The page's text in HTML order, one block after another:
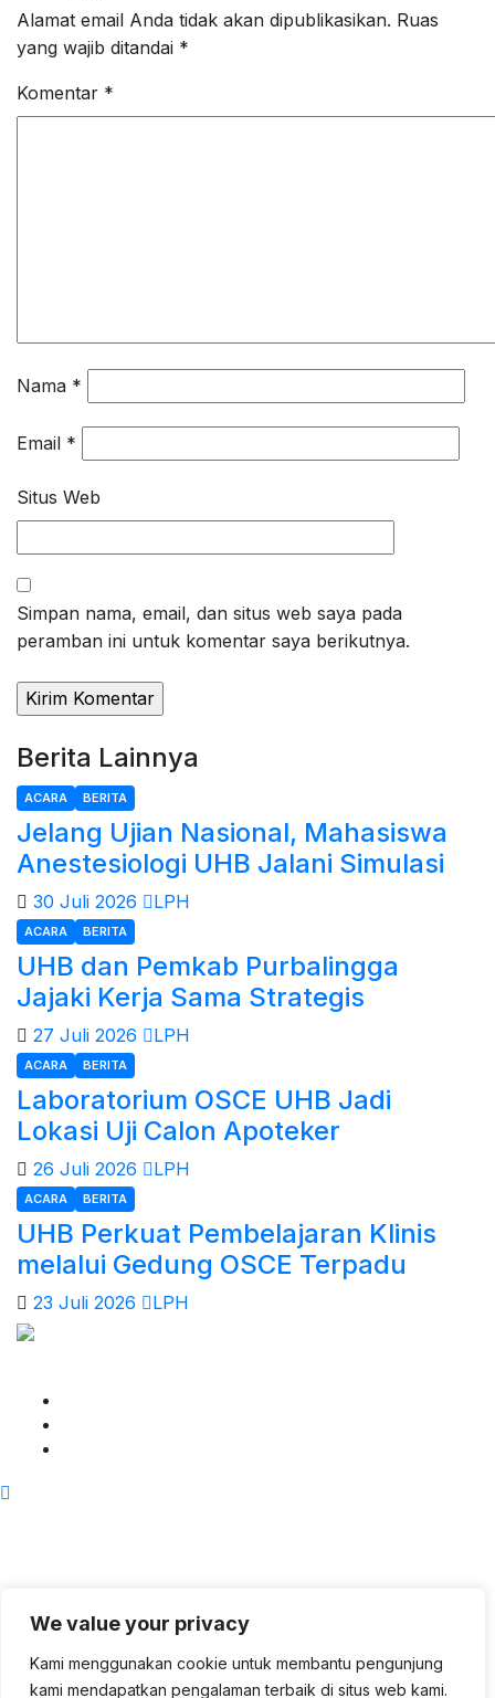
We value your privacy
Kami menggunakan cookie untuk membantu pengunjung
kami mendapatkan pengalaman terbaik di situs web kami.
Alamat email Anda tidak akan dipublikasikan. Ruas
yang wajib ditandai *
Komentar *
Nama *
Email *
Situs Web
Simpan nama, email, dan situs web saya pada
peramban ini untuk komentar saya berikutnya.
Berita Lainnya
ACARA BERITA
Jelang Ujian Nasional, Mahasiswa
Anestesiologi UHB Jalani Simulasi
30 Juli 2026 LPH
ACARA BERITA
UHB dan Pemkab Purbalingga
Jajaki Kerja Sama Strategis
27 Juli 2026 LPH
ACARA BERITA
Laboratorium OSCE UHB Jadi
Lokasi Uji Calon Apoteker
26 Juli 2026 LPH
ACARA BERITA
UHB Perkuat Pembelajaran Klinis
melalui Gedung OSCE Terpadu
23 Juli 2026 LPH